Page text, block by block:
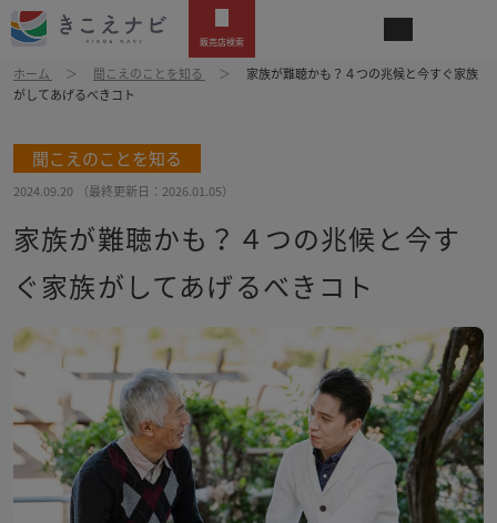
販売店検索
ホーム 聞こえのことを知る
家族が難聴かも？４つの兆候と今すぐ家族
がしてあげるべきコト
聞こえのことを知る
2024.09.20 （最終更新日： 2026.01.05）
家族が難聴かも？４つの兆候と今す
ぐ家族がしてあげるべきコト